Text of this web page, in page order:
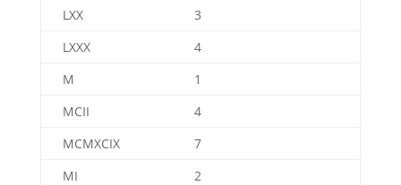
LXX
3
LXXX
4
M
1
MCII
4
MCMXCIX
7
MI
2